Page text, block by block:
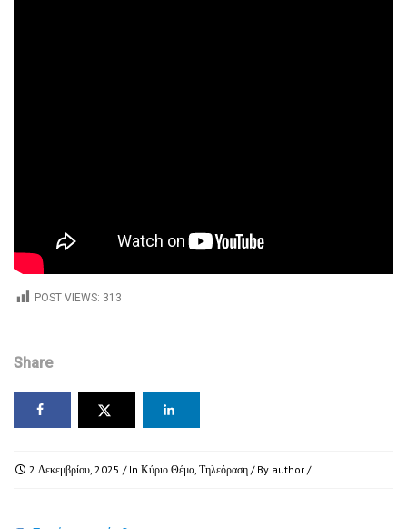
POST VIEWS: 313
Share
2 Δεκεμβρίου, 2025 / In Κύριο Θέμα, Τηλεόραση / By author /